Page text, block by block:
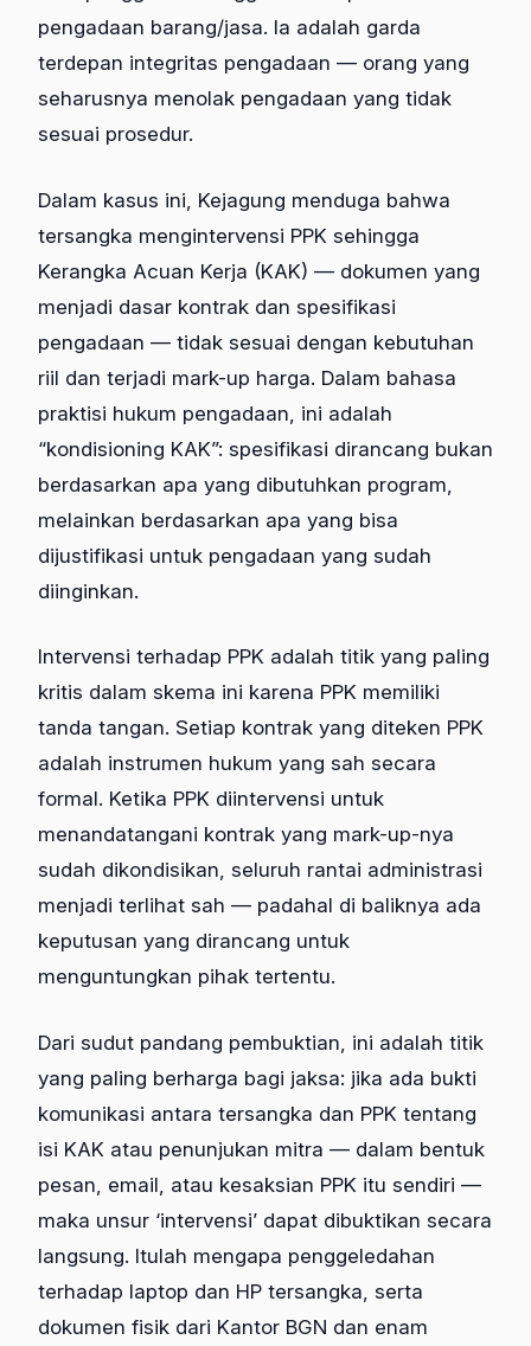
pengadaan barang/jasa. Ia adalah garda
terdepan integritas pengadaan — orang yang
seharusnya menolak pengadaan yang tidak
sesuai prosedur.
Dalam kasus ini, Kejagung menduga bahwa
tersangka mengintervensi PPK sehingga
Kerangka Acuan Kerja (KAK) — dokumen yang
menjadi dasar kontrak dan spesifikasi
pengadaan — tidak sesuai dengan kebutuhan
riil dan terjadi mark-up harga. Dalam bahasa
praktisi hukum pengadaan, ini adalah
“kondisioning KAK”: spesifikasi dirancang bukan
berdasarkan apa yang dibutuhkan program,
melainkan berdasarkan apa yang bisa
dijustifikasi untuk pengadaan yang sudah
diinginkan.
Intervensi terhadap PPK adalah titik yang paling
kritis dalam skema ini karena PPK memiliki
tanda tangan. Setiap kontrak yang diteken PPK
adalah instrumen hukum yang sah secara
formal. Ketika PPK diintervensi untuk
menandatangani kontrak yang mark-up-nya
sudah dikondisikan, seluruh rantai administrasi
menjadi terlihat sah — padahal di baliknya ada
keputusan yang dirancang untuk
menguntungkan pihak tertentu.
Dari sudut pandang pembuktian, ini adalah titik
yang paling berharga bagi jaksa: jika ada bukti
komunikasi antara tersangka dan PPK tentang
isi KAK atau penunjukan mitra — dalam bentuk
pesan, email, atau kesaksian PPK itu sendiri —
maka unsur ‘intervensi’ dapat dibuktikan secara
langsung. Itulah mengapa penggeledahan
terhadap laptop dan HP tersangka, serta
dokumen fisik dari Kantor BGN dan enam